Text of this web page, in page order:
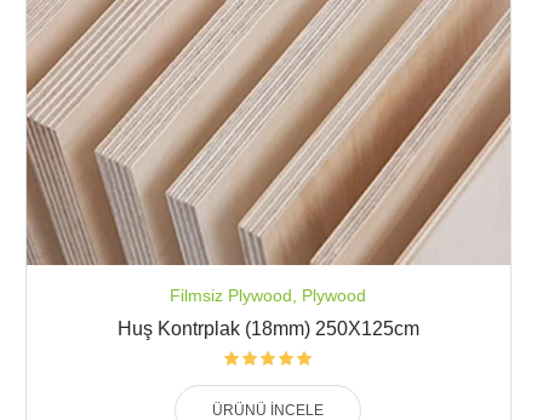
Filmsiz Plywood Plywood
Huş Kontrplak (18mm) 250X125cm
ÜRÜNÜ İNCELE